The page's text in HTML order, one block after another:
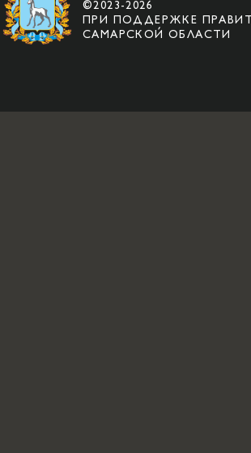
©2023-2026
ПРИ ПОДДЕРЖКЕ
САМАРСКОЙ ОБЛАСТИ